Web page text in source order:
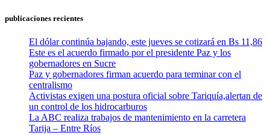
publicaciones recientes
El dólar continúa bajando, este jueves se cotizará en Bs 11,86
Este es el acuerdo firmado por el presidente Paz y los
gobernadores en Sucre
Paz y gobernadores firman acuerdo para terminar con el
centralismo
Activistas exigen una postura oficial sobre Tariquía,alertan de
un control de los hidrocarburos
La ABC realiza trabajos de mantenimiento en la carretera
Tarija – Entre Ríos